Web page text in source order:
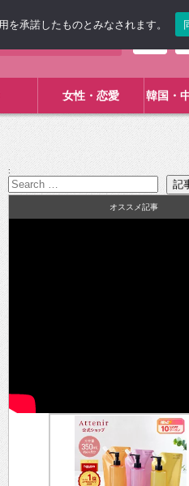
女性・恋愛 韓国・
:
オススメ記事
承諾したものとみなされます。